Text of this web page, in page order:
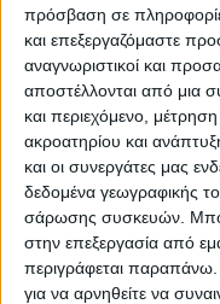
πρόσβαση σε
και επεξεργαζόμαστε
αναγνωριστικοί και
αποστέλλονται από μια
και περιεχόμενο,
ακροατηρίου και
και οι συνεργάτες μας
δεδομένα γεωγραφικής
σάρωσης συσκευών.
στην επεξεργασία από
περιγράφεται παραπάνω.
για να αρνηθείτε να
δήλωση συνεργασίας
Στρατηγική
Υπεγράφη κοινή
NASA